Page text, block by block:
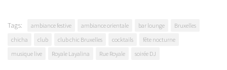
Tags: ambiance festive ambiance orientale bar lounge
Bruxelles
chicha
club club chic Bruxelles cocktails
fête nocturne
musique live
Royale Layalina Rue Royale soirée DJ